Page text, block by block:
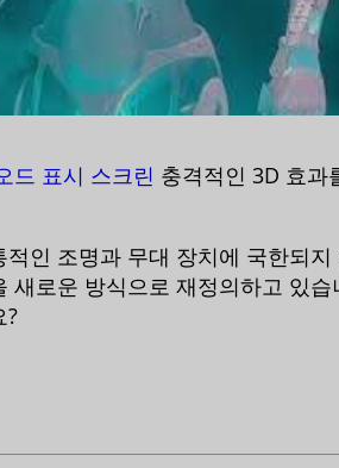
드 표시 스크린 충격적인 3D 효과
인 조명과 무대 장치에 국한되
새로운 방식으로 재정의하고 있
?